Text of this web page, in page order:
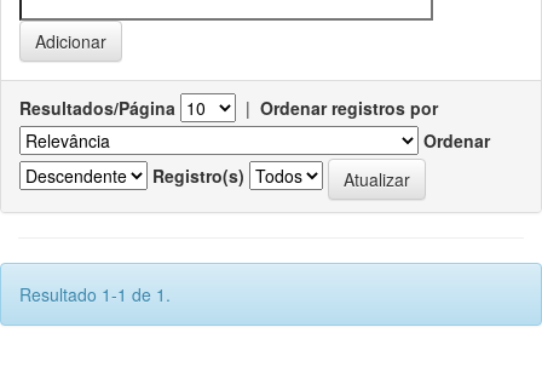
Resultados/Página | Ordenar registros por
Ordenar
Registro(s)
Resultado 1-1 de 1.